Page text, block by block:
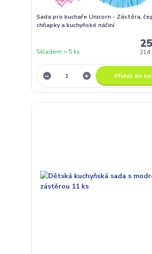
Sada pro kuchaře Unicorn - Zástěra,
chňapky a kuchyňské náčiní
214
Skladem > 5 ks
Přidat do